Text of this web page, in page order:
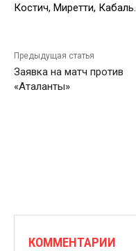
Костич, Миретти, Кабаль.
Предыдущая статья
Заявка на матч против
«Аталанты»
КОММЕНТАРИИ